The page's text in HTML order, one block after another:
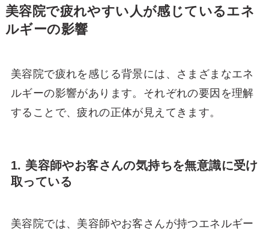
美容院で疲れやすい人が感じているエネ
ルギーの影響
美容院で疲れを感じる背景には、さまざまなエネ
ルギーの影響があります。それぞれの要因を理解
することで、疲れの正体が見えてきます。
1. 美容師やお客さんの気持ちを無意識に受け
取っている
美容院では、美容師やお客さんが持つエネルギー